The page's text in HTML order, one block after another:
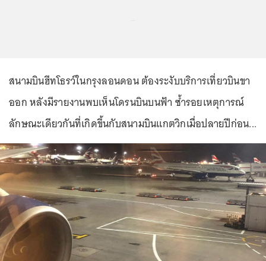
สนามบินฮีทโธรว์ในกรุงลอนดอน ต้องระงับบริการเที่ยวบินขา
ออก หลังมีรายงานพบเห็นโดรนบินบนฟ้า ซ้ำรอยเหตุการณ์
ลักษณะเดียวกันที่เกิดขึ้นกับสนามบินแกตวิกเมื่อปลายปีก่อน...